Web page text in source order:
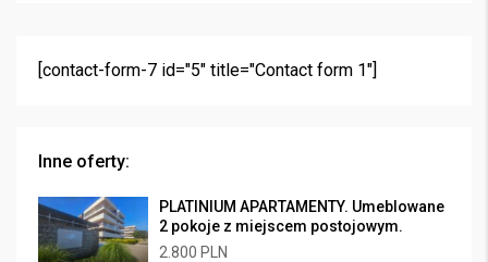
[contact-form-7 id="5" title="Contact form 1"]
Inne oferty:
PLATINIUM APARTAMENTY. Umeblowane
2 pokoje z miejscem postojowym.
2.800 PLN